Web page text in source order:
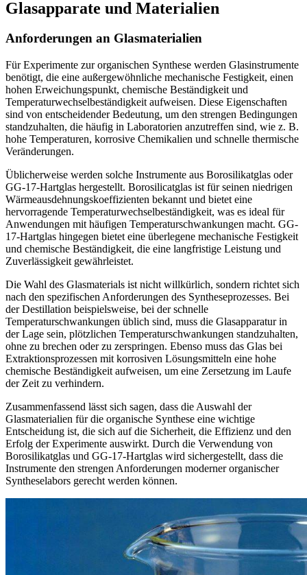
Glasapparate und Materialien
Anforderungen an Glasmaterialien
Für Experimente zur organischen Synthese werden Glasinstrumente
benötigt, die eine außergewöhnliche mechanische Festigkeit, einen
hohen Erweichungspunkt, chemische Beständigkeit und
Temperaturwechselbeständigkeit aufweisen. Diese Eigenschaften
sind von entscheidender Bedeutung, um den strengen Bedingungen
standzuhalten, die häufig in Laboratorien anzutreffen sind, wie z. B.
hohe Temperaturen, korrosive Chemikalien und schnelle thermische
Veränderungen.
Üblicherweise werden solche Instrumente aus Borosilikatglas oder
GG-17-Hartglas hergestellt. Borosilicatglas ist für seinen niedrigen
Wärmeausdehnungskoeffizienten bekannt und bietet eine
hervorragende Temperaturwechselbeständigkeit, was es ideal für
Anwendungen mit häufigen Temperaturschwankungen macht. GG-
17-Hartglas hingegen bietet eine überlegene mechanische Festigkeit
und chemische Beständigkeit, die eine langfristige Leistung und
Zuverlässigkeit gewährleistet.
Die Wahl des Glasmaterials ist nicht willkürlich, sondern richtet sich
nach den spezifischen Anforderungen des Syntheseprozesses. Bei
der Destillation beispielsweise, bei der schnelle
Temperaturschwankungen üblich sind, muss die Glasapparatur in
der Lage sein, plötzlichen Temperaturschwankungen standzuhalten,
ohne zu brechen oder zu zerspringen. Ebenso muss das Glas bei
Extraktionsprozessen mit korrosiven Lösungsmitteln eine hohe
chemische Beständigkeit aufweisen, um eine Zersetzung im Laufe
der Zeit zu verhindern.
Zusammenfassend lässt sich sagen, dass die Auswahl der
Glasmaterialien für die organische Synthese eine wichtige
Entscheidung ist, die sich auf die Sicherheit, die Effizienz und den
Erfolg der Experimente auswirkt. Durch die Verwendung von
Borosilikatglas und GG-17-Hartglas wird sichergestellt, dass die
Instrumente den strengen Anforderungen moderner organischer
Syntheselabors gerecht werden können.